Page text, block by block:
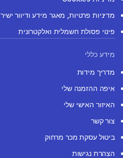
מדיניות פרטיות, מאגר מידע ודיוור ישיר
פינוי פסולת חשמלית ואלקטרונית
מידע כללי
מדריך מידות
איפה ההזמנה שלי
האיזור האישי שלי
צור קשר
ביטול עסקת מכר מרחוק
הצהרת נגישות